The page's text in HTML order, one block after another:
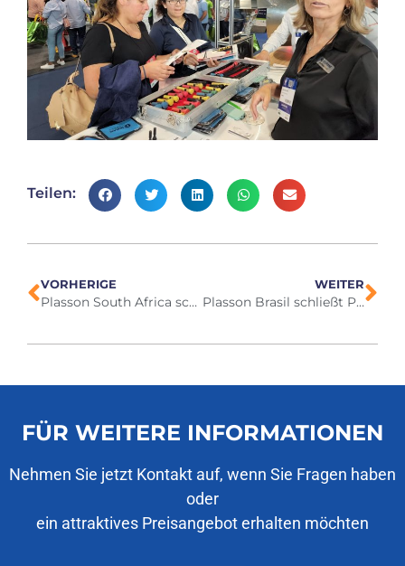
Teilen:
VORHERIGE
Plasson South Africa schließt Partnerschaft mit Duram Industries
WEITER
Plasson Brasil schließt Partnerschaft mit Duram Industries
FÜR WEITERE INFORMATIONEN
Nehmen Sie jetzt Kontakt auf, wenn Sie Fragen haben
oder
ein attraktives Preisangebot erhalten möchten